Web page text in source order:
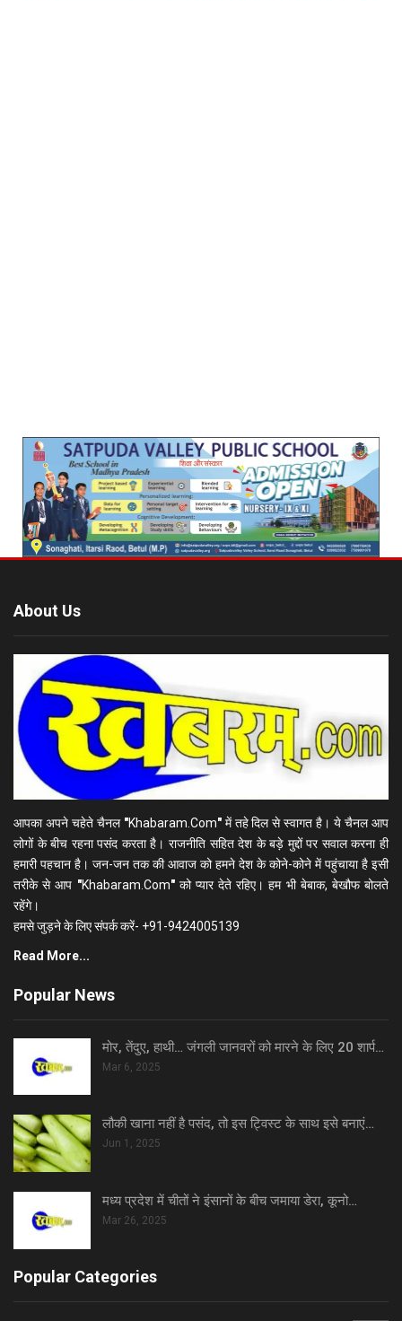
About Us
आपका अपने चहेते चैनल "Khabaram.Com"में तहे दिल से स्वागत है। ये चैनल आप
लोगों के बीच रहना पसंद करता है। राजनीति सहित देश के बड़े मुद्दों पर सवाल करना ही
हमारी पहचान है। जन-जन तक की आवाज को हमने देश के कोने-कोने में पहुंचाया है इसी
तरीके से आप "Khabaram.Com"को प्यार देते रहिए। हम भी बेबाक, बेखौफ बोलते
रहेंगे।
हमसे जुड़ने के लिए संपर्क करें- +91-9424005139
Read More...
Popular News
मोर, तेंदुए, हाथी… जंगली जानवरों को मारने के लिए 20 शार्प…
Mar 6, 2025
लौकी खाना नहीं है पसंद, तो इस ट्विस्ट के साथ इसे बनाएं…
Jun 1, 2025
मध्य प्रदेश में चीतों ने इंसानों के बीच जमाया डेरा, कूनो…
Mar 26, 2025
Popular Categories